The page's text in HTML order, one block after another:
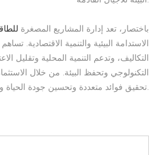
باختصار، تعد إدارة المشاريع المصغرة
الاستدامة البيئية والتنمية الاقتصادية.
التكاليف، وتدعم التنمية المحلية وتقليل
التكنولوجي وتحفظ البيئة. من خلال